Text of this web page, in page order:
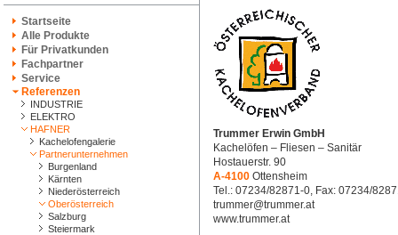
Startseite
Alle Produkte
Für Privatkunden
Fachpartner
Service
Referenzen
INDUSTRIE
ELEKTRO
HAFNER
Kachelofengalerie
Partnerunternehmen
Burgenland
Kärnten
Niederösterreich
Oberösterreich
Salzburg
Steiermark
Trummer Erwin GmbH
Kachelöfen – Fliesen – Sanitär
Hostauerstr. 90
A-4100 Ottensheim
Tel.: 07234/82871-0, Fax: 07234/
trummer@trummer.at
www.trummer.at